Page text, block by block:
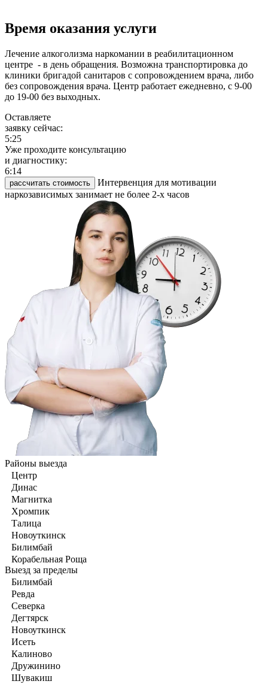
Время оказания услуги
Лечение алкоголизма наркомании в реабилитационном
центре - в день обращения. Возможна транспортировка до
клиники бригадой санитаров с сопровождением врача, либо
без сопровождения врача. Центр работает ежедневно, с 9-00
до 19-00 без выходных.
Оставляете
заявку сейчас:
5:25
Уже проходите консультацию
и диагностику:
6:14
рассчитать стоимость
Интервенция для мотивации
наркозависимых занимает не более 2-х часов
Районы выезда
Центр
Динас
Магнитка
Хромпик
Талица
Новоуткинск
Билимбай
Корабельная Роща
Выезд за пределы
Билимбай
Ревда
Северка
Дегтярск
Новоуткинск
Исеть
Калиново
Дружинино
Шувакиш